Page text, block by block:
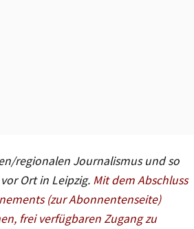
regionalen Journalismus und so
Ort in Leipzig. Mit dem Abschluss
(zur Abonnentenseite)
frei verfügbaren Zugang zu